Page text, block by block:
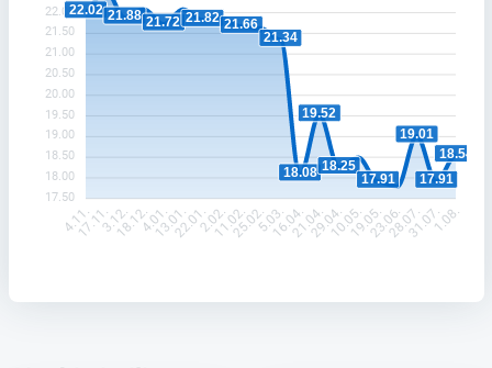
22.00
21.50
21.00
20.50
20.00
19.50
19.00
18.50
18.00
17.50
22.02 21.88 21.72 21.82 21.66
21.34
18.08
19.52
18.25
17.91
19.01
17.91
18.54
4.11.
17.11.3.12.18.12.4.01.13.01.22.01.2.02.11.02.25.02.5.03.16.04.21.04.29.04.10.05.19.05.23.06.28.07.31.07.1.08.